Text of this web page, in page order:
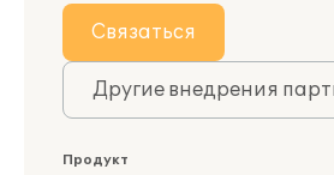
Связаться
Другие внедрения
Продукт